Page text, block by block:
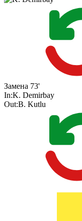
Замена 73'
In:K. Demirbay
Out:B. Kutlu